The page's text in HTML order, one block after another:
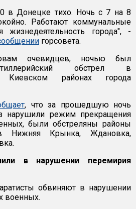
в Донецке тихо. Ночь с 7 на 8
Работают коммунальные
жизнедеятельность города", -
горсовета.
очевидцев, ночью был
обстрел в
районах города
, что за прошедшую ночь
нарушили режим прекращения
были обстреляны районы
Нижняя Крынка, Ждановка,
в нарушении перемирия
обвиняют в нарушении
военных.